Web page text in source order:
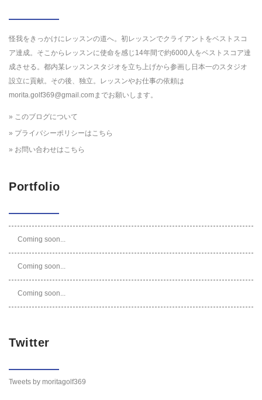
怪我をきっかけにレッスンの道へ。初レッスンでクライアントをベストスコ
ア達成。そこからレッスンに使命を感じ14年間で約6000人をベストスコア達
成させる。都内某レッスンスタジオを立ち上げから参画し日本一のスタジオ
設立に貢献。その後、独立。レッスンやお仕事の依頼は
morita.golf369@gmail.comまでお願いします。
» このブログについて
» プライバシーポリシーはこちら
» お問い合わせはこちら
Portfolio
Coming soon...
Coming soon...
Coming soon...
Twitter
Tweets by moritagolf369